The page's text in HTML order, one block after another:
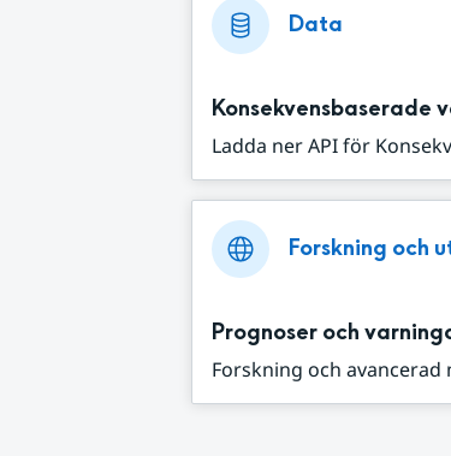
Data
Konsekvensbaserade
Ladda ner API för
Forskning och
Prognoser och
Forskning och